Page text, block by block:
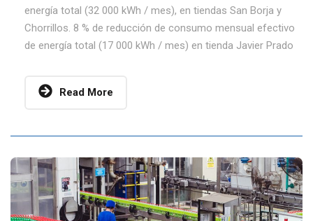
energía total (32 000 kWh / mes), en tiendas San Borja y
Chorrillos. 8 % de reducción de consumo mensual efectivo
de energía total (17 000 kWh / mes) en tienda Javier Prado
Read More